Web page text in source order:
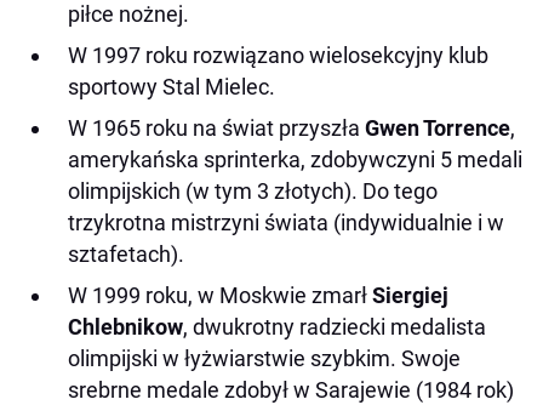
piłce nożnej.
W 1997 roku rozwiązano wielosekcyjny klub
sportowy Stal Mielec.
W 1965 roku na świat przyszła Gwen Torrence,
amerykańska sprinterka, zdobywczyni 5 medali
olimpijskich (w tym 3 złotych). Do tego
trzykrotna mistrzyni świata (indywidualnie i w
sztafetach).
W 1999 roku, w Moskwie zmarłSiergiej
Chlebnikow, dwukrotny radziecki medalista
olimpijski w łyżwiarstwie szybkim. Swoje
srebrne medale zdobył w Sarajewie (1984 rok)